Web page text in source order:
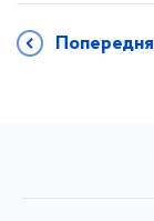
Попередня